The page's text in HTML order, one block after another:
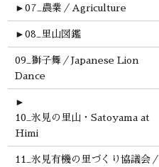
► 07_農業／Agriculture
► 08_里山図鑑
09_獅子舞／Japanese Lion
Dance
►
10_氷見の里山・Satoyama at
Himi
11_氷見有機の里づくり協議会／